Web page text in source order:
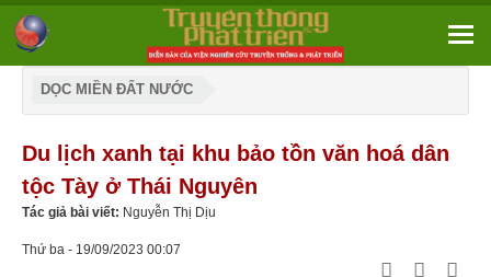
DỌC MIỀN ĐẤT NƯỚC
Du lịch xanh tại khu bảo tồn văn hoá dân
tộc Tày ở Thái Nguyên
Tác giả bài viết: Nguyễn Thị Dịu
Thứ ba - 19/09/2023 00:07